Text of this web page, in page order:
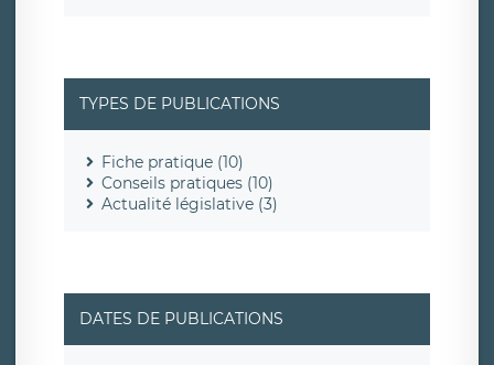
TYPES DE PUBLICATIONS
Fiche pratique (10)
Conseils pratiques (10)
Actualité législative (3)
DATES DE PUBLICATIONS